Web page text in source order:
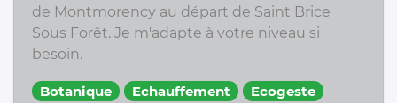
de Montmorency au départ de Saint Brice
Sous Forêt. Je m'adapte à votre niveau si
besoin.
Botanique Echauffement
Ecogeste